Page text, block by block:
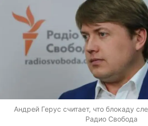
Андрей Герус считает, что блокаду
Радио Свобода